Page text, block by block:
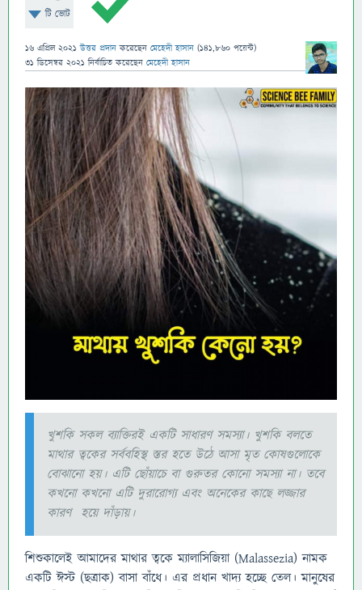
টি ভোট
16 এপ্রিল 2021 উত্তর প্রদান করেছেন মেহেদী হাসান (141,860 পয়েন্ট)
31 ডিসেম্বর 2021 নির্বাচিত করেছেন মেহেদী হাসান
খুশকি সকল ব্যাক্তিরই একটি সাধারণ সমস্যা। খুশকি বলতে
মাথার ত্বকের সর্ববহিস্থ স্তর হতে উঠে আসা মৃত কোষগুলোকে
বোঝানো হয়। এটি ছোঁয়াচে বা গুরুতর কোনো সমস্যা না। তবে
কখনো কখনো এটি দুরারোগ্য এবং অনেকের কাছে লজ্জার
কারণ হয়ে দাঁড়ায়।
শিশুকালেই আমাদের মাথার ত্বকে ম্যালাসিজিয়া (Malassezia) নামক
একটি ঈস্ট (ছত্রাক) বাসা বাঁধে। এর প্রধান খাদ্য হচ্ছে তেল। মানুষের